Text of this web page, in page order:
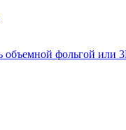
объемной фольгой или